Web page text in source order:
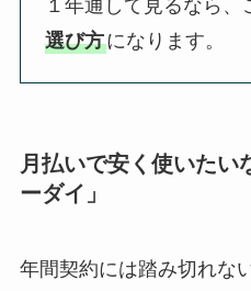
１年通して見るなら、
選び方になります。
月払いで安く使いたい
ーダイ」
年間契約には踏み切れな